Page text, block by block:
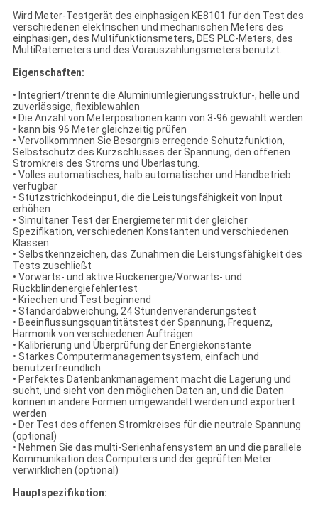
Wird Meter-Testgerät des einphasigen KE8101 für den Test des
verschiedenen elektrischen und mechanischen Meters des
einphasigen, des Multifunktionsmeters, DES PLC-Meters, des
MultiRatemeters und des Vorauszahlungsmeters benutzt.
Eigenschaften:
• Integriert/trennte die Aluminiumlegierungsstruktur-, helle und
zuverlässige, flexiblewahlen
• Die Anzahl von Meterpositionen kann von 3-96 gewählt werden
• kann bis 96 Meter gleichzeitig prüfen
• Vervollkommnen Sie Besorgnis erregende Schutzfunktion,
Selbstschutz des Kurzschlusses der Spannung, den offenen
Stromkreis des Stroms und Überlastung.
• Volles automatisches, halb automatischer und Handbetrieb
verfügbar
• Stützstrichkodeinput, die die Leistungsfähigkeit von Input
erhöhen
• Simultaner Test der Energiemeter mit der gleicher
Spezifikation, verschiedenen Konstanten und verschiedenen
Klassen.
• Selbstkennzeichen, das Zunahmen die Leistungsfähigkeit des
Tests zuschließt
• Vorwärts- und aktive Rückenergie/Vorwärts- und
Rückblindenergiefehlertest
• Kriechen und Test beginnend
• Standardabweichung, 24 Stundenveränderungstest
• Beeinflussungsquantitätstest der Spannung, Frequenz,
Harmonik von verschiedenen Aufträgen
• Kalibrierung und Überprüfung der Energiekonstante
• Starkes Computermanagementsystem, einfach und
benutzerfreundlich
• Perfektes Datenbankmanagement macht die Lagerung und
sucht, und sieht von den möglichen Daten an, und die Daten
können in andere Formen umgewandelt werden und exportiert
werden
• Der Test des offenen Stromkreises für die neutrale Spannung
(optional)
• Nehmen Sie das multi-Serienhafensystem an und die parallele
Kommunikation des Computers und der geprüften Meter
verwirklichen (optional)
Hauptspezifikation: